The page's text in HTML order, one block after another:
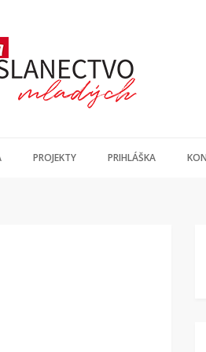
PROJEKTY PRIHLÁŠKA